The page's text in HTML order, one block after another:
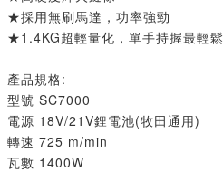
★採用無刷馬達，功率強勁
★1.4KG超輕量化，單手持握最輕鬆
產品規格:
型號 SC7000
電源 18V/21V鋰電池(牧田通用)
轉速 725 m/min
瓦數 1400W